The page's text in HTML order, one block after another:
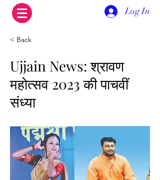
Log In
< Back
Ujjain News: श्रावण
महोत्सव 2023 की पाचवीं
संध्या